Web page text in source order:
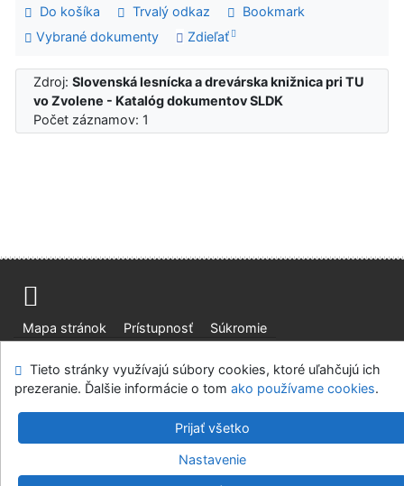
Do košíka Trvalý odkaz
Bookmark
Vybrané dokumenty
Zdieľať
Zdroj:Slovenská lesnícka a drevárska knižnica pri TU
vo Zvolene - Katalóg dokumentov SLDK
Počet záznamov: 1
Mapa stránok Prístupnosť
Súkromie
Slovenská lesnícka a drevárska knižnica pri Technickej
univerzite vo Zvolene
©1993-2026IPACv.4.8.63a-Cosmotron Slovakia, s.r.o.
Tieto stránky využívajú súbory cookies, ktoré uľahčujú ich
prezeranie. Ďalšie informácie o tom ako používame cookies.
Prijať všetko
Nastavenie